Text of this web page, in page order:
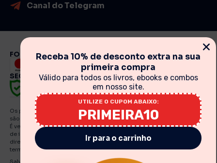
Canal do Telegram
FORMAS DE PAGAMENTO
SEGURANÇA
Os preços, promoções, condições de pagamento, frete e produtos
são válidos exclusivamente para compras realizadas via internet.
É vedada qualquer reprodução, total ou parcial, de qualquer elemento
de identidade, sem expressa autorização. A violação de qualquer
direito mencionado implicará na responsabilização cível e criminal nos
termos da Lei. Fotos meramente ilustrativas.
Receba 10% de desconto extra na sua
primeira compra
Válido para todos os livros, ebooks e combos
em nosso site.
UTILIZE O CUPOM ABAIXO:
PRIMEIRA10
Ir para o carrinho